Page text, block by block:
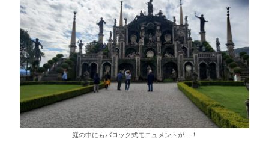
庭の中にもバロック式モニュメントが…！